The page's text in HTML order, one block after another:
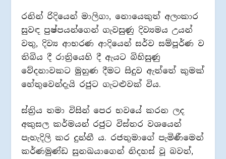
රනින් රිදියෙන් මාලිගා, නොයෙකුත් අලංකාර
සුවඳ පුෂ්පයන්ගෙන් ගැවසුණු දිව්‍යමය උයන්
වතු, දිව්‍ය ආභරණ ආදියෙන් සර්ව සම්පූර්ණ ව
තිබිය දී රාත්‍රියෙහි දී ඇයට බිහිසුණු
වේදනාවකට මුහුණ දීමට සිදුව ඇත්තේ කුමක්
හේතුවෙන්දැයි රජුට ගැටළුවක් විය.
ස්ත්‍රිය තමා විසින් පෙර භවයේ කරන ලද
අකුසල කර්මයන් රජුට විස්තර වශයෙන්
පැහැදිලි කර දුන්නී ය. රජතුමාගේ පැමිණීමෙන්
කර්ණමුණ්ඩ සුනඛයාගෙන් නිදහස් වූ බවත්,